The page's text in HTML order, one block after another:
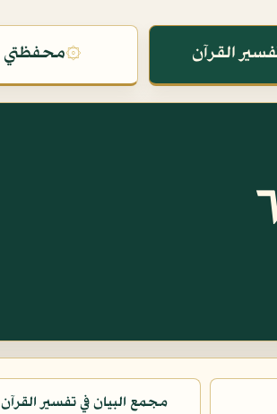
القرآن ۞محفظتي
مجمع البيان في تفسير القرآن